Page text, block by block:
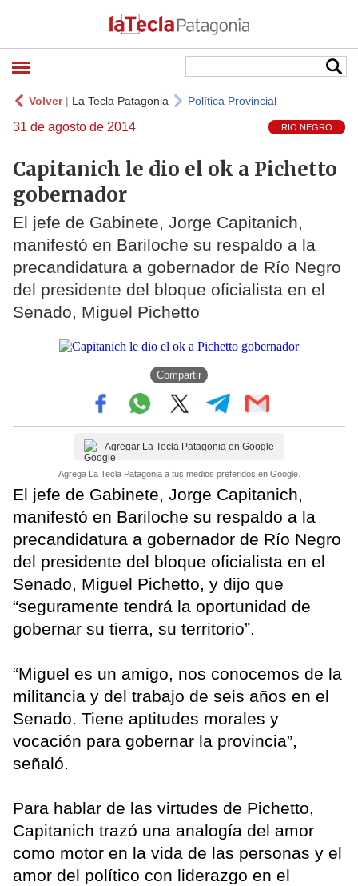
Volver| La Tecla Patagonia Política Provincial
31 de agosto de 2014 RIO NEGRO
Capitanich le dio el ok a Pichetto
gobernador
El jefe de Gabinete, Jorge Capitanich,
manifestó en Bariloche su respaldo a la
precandidatura a gobernador de Río Negro
del presidente del bloque oficialista en el
Senado, Miguel Pichetto
Compartir
Agregar La Tecla Patagonia en Google
Agrega La Tecla Patagonia a tus medios preferidos en Google.
El jefe de Gabinete, Jorge Capitanich,
manifestó en Bariloche su respaldo a la
precandidatura a gobernador de Río Negro
del presidente del bloque oficialista en el
Senado, Miguel Pichetto, y dijo que
“seguramente tendrá la oportunidad de
gobernar su tierra, su territorio”.
“Miguel es un amigo, nos conocemos de la
militancia y del trabajo de seis años en el
Senado. Tiene aptitudes morales y
vocación para gobernar la provincia”,
señaló.
Para hablar de las virtudes de Pichetto,
Capitanich trazó una analogía del amor
como motor en la vida de las personas y el
amor del político con liderazgo en el